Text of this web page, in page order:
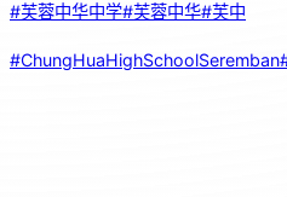
#芙蓉中华中学#芙蓉中华#芙中
#ChungHuaHighSchoolSeremban